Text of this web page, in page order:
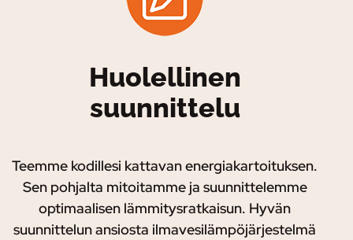
Huolellinen
suunnittelu
Teemme kodillesi kattavan energiakartoituksen.
Sen pohjalta mitoitamme ja suunnittelemme
optimaalisen lämmitysratkaisun. Hyvän
suunnittelun ansiosta ilmavesilämpöjärjestelmä